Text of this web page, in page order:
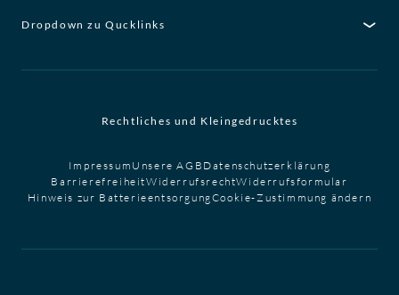
Dropdown zu Qucklinks
Rechtliches und Kleingedrucktes
Impressum Unsere AGB Datenschutzerklärung
BarrierefreiheitWiderrufsrechtWiderrufsformular
Hinweis zur BatterieentsorgungCookie-Zustimmung ändern